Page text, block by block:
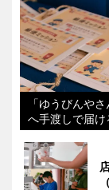
「ゆうびんや
へ手渡しで届